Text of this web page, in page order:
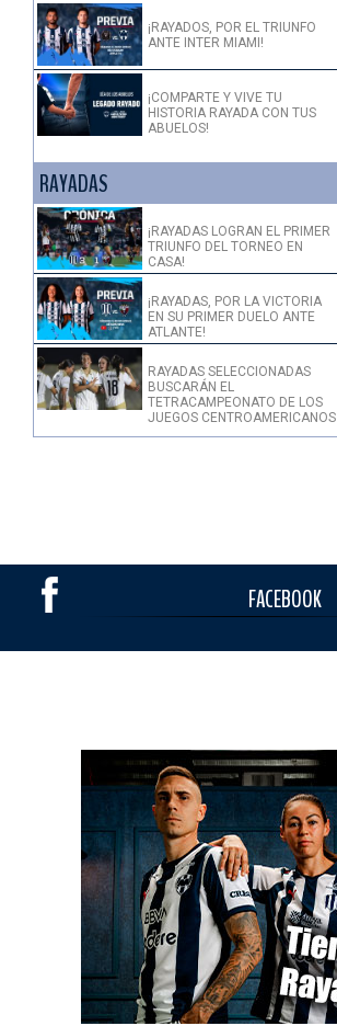
¡RAYADOS, POR EL TRIUNFO
ANTE INTER MIAMI!
¡COMPARTE Y VIVE TU
HISTORIA RAYADA CON TUS
ABUELOS!
RAYADAS
¡RAYADAS LOGRAN EL PRIMER
TRIUNFO DEL TORNEO EN
CASA!
¡RAYADAS, POR LA VICTORIA
EN SU PRIMER DUELO ANTE
ATLANTE!
RAYADAS SELECCIONADAS
BUSCARÁN EL
TETRACAMPEONATO DE LOS
JUEGOS CENTROAMERICANOS
FACEBOOK